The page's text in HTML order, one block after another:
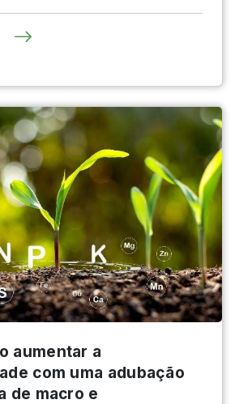
aumentar a
com uma adubação
de macro e